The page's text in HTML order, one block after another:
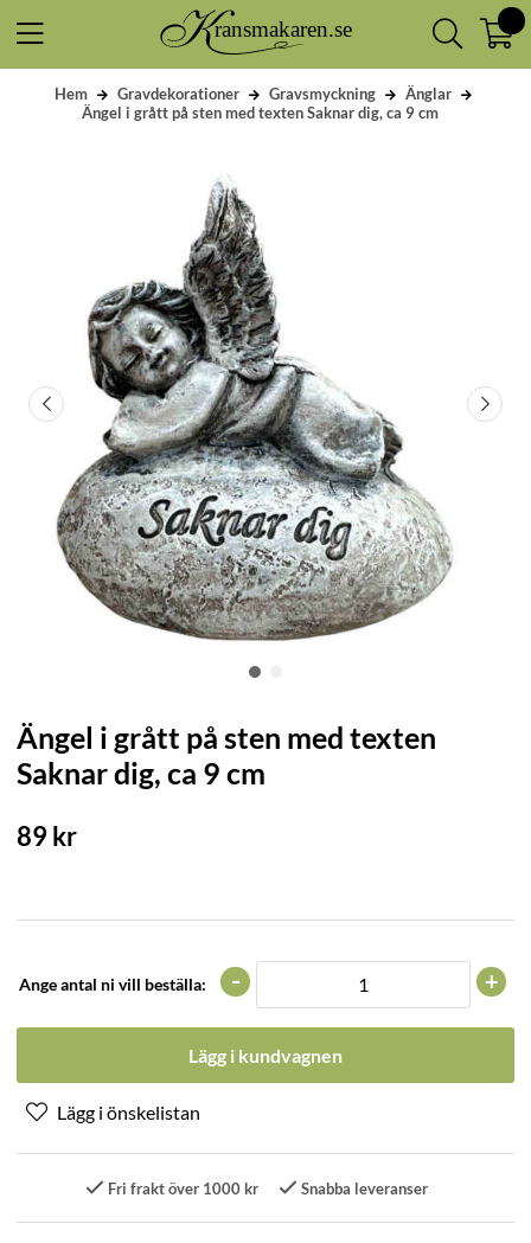
Hem Gravdekorationer Gravsmyckning
Änglar
Ängel i grått på sten med texten Saknar dig, ca 9 cm
Ängel i grått på sten med texten
Saknar dig, ca 9 cm
89kr
Ange antal ni vill beställa: +
-
Lägg i kundvagnen
Fri frakt över 1000 kr Snabba leveranser